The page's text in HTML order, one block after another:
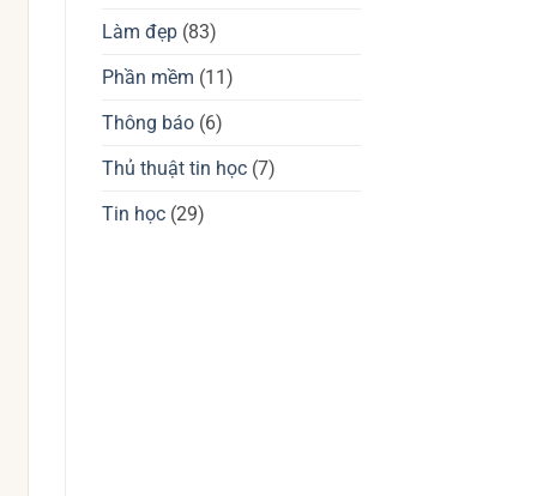
OGM
Pro,
Làm đẹp(83)
Phần mềm (11)
Thông báo(6)
Thủ thuật tin học(7)
Tin học(29)